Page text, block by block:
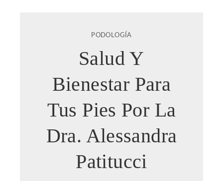
PODOLOGÍA
Salud Y
Bienestar Para
Tus Pies Por La
Dra. Alessandra
Patitucci